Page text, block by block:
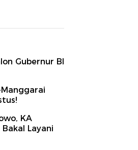
Gubernur BI
KA
Layani